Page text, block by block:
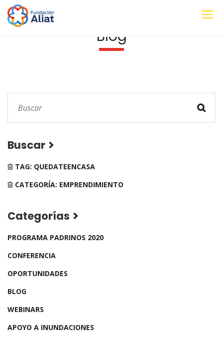
Blog
Buscar
TAG: QUEDATEENCASA
CATEGORÍA: EMPRENDIMIENTO
Categorías
PROGRAMA PADRINOS 2020
CONFERENCIA
OPORTUNIDADES
BLOG
WEBINARS
APOYO A INUNDACIONES